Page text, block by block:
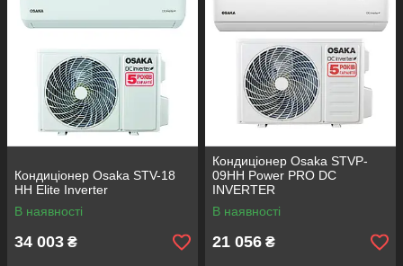
Кондиціонер Osaka STV-18
HH Elite Inverter
В наявності
34 003 ₴
Кондиціонер Osaka STVP-
09HH Power PRO DC
INVERTER
В наявності
21 056 ₴